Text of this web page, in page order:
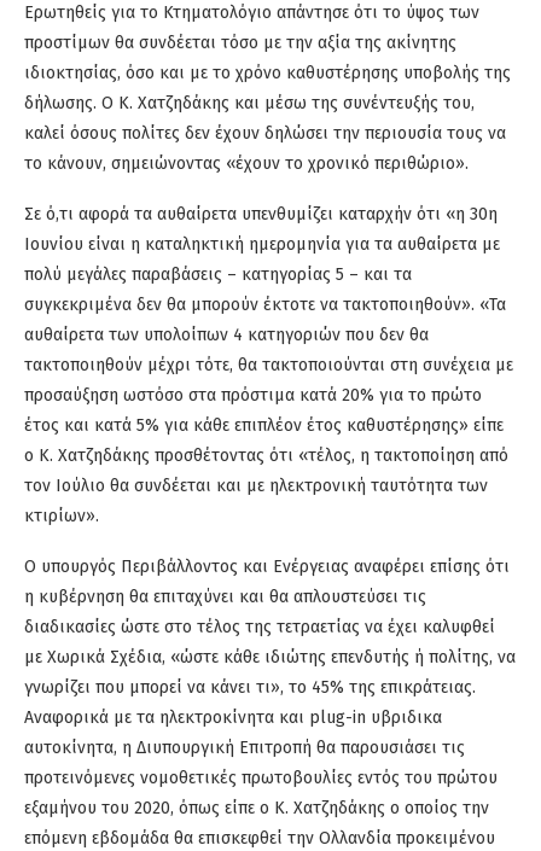
Ερωτηθείς για το Κτηματολόγιο απάντησε ότι το ύψος των
προστίμων θα συνδέεται τόσο με την αξία της ακίνητης
ιδιοκτησίας, όσο και με το χρόνο καθυστέρησης υποβολής της
δήλωσης. Ο Κ. Χατζηδάκης και μέσω της συνέντευξής του,
καλεί όσους πολίτες δεν έχουν δηλώσει την περιουσία τους να
το κάνουν, σημειώνοντας «έχουν το χρονικό περιθώριο».
Σε ό,τι αφορά τα αυθαίρετα υπενθυμίζει καταρχήν ότι «η 30η
Ιουνίου είναι η καταληκτική ημερομηνία για τα αυθαίρετα με
πολύ μεγάλες παραβάσεις – κατηγορίας 5 – και τα
συγκεκριμένα δεν θα μπορούν έκτοτε να τακτοποιηθούν». «Τα
αυθαίρετα των υπολοίπων 4 κατηγοριών που δεν θα
τακτοποιηθούν μέχρι τότε, θα τακτοποιούνται στη συνέχεια με
προσαύξηση ωστόσο στα πρόστιμα κατά 20% για το πρώτο
έτος και κατά 5% για κάθε επιπλέον έτος καθυστέρησης» είπε
ο Κ. Χατζηδάκης προσθέτοντας ότι «τέλος, η τακτοποίηση από
τον Ιούλιο θα συνδέεται και με ηλεκτρονική ταυτότητα των
κτιρίων».
Ο υπουργός Περιβάλλοντος και Ενέργειας αναφέρει επίσης ότι
η κυβέρνηση θα επιταχύνει και θα απλουστεύσει τις
διαδικασίες ώστε στο τέλος της τετραετίας να έχει καλυφθεί
με Χωρικά Σχέδια, «ώστε κάθε ιδιώτης επενδυτής ή πολίτης, να
γνωρίζει που μπορεί να κάνει τι», το 45% της επικράτειας.
Αναφορικά με τα ηλεκτροκίνητα και plug-in υβριδικα
αυτοκίνητα, η Διυπουργική Επιτροπή θα παρουσιάσει τις
προτεινόμενες νομοθετικές πρωτοβουλίες εντός του πρώτου
εξαμήνου του 2020, όπως είπε ο Κ. Χατζηδάκης ο οποίος την
επόμενη εβδομάδα θα επισκεφθεί την Ολλανδία προκειμένου